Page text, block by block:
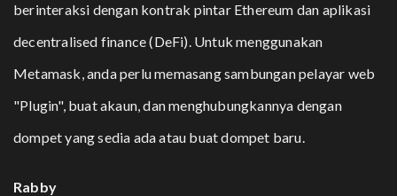
berinteraksi dengan kontrak pintar Ethereum dan aplikasi
decentralised finance (DeFi). Untuk menggunakan
Metamask, anda perlu memasang sambungan pelayar web
"Plugin", buat akaun, dan menghubungkannya dengan
dompet yang sedia ada atau buat dompet baru.
Rabby